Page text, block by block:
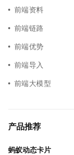
前端资料
前端链路
前端优势
前端导入
前端大模型
产品推荐
蚂蚁动态卡片